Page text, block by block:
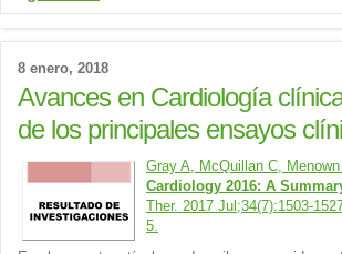
8 enero, 2018
Avances en Cardiología
de los principales ensayos
Gray A, McQuillan C,
Cardiology 2016: A
Ther. 2017 Jul;34(7):1503-
5.